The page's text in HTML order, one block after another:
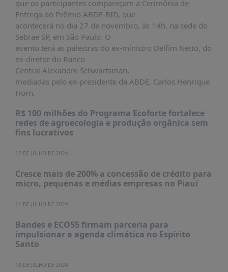
MATERIAIS
DISPONÍVEIS
PUBLICAÇÕES
REVISTA
RUMOS
LIVROS
ESTUDOS
NOTÍCIAS
ABDE-
PRÊMIO
DE
SABER
+
CONTATO
que os participantes compareçam a Cerimônia de
Entrega do Prêmio ABDE-BID, que
acontecerá no dia 27 de novembro, às 14h, na sede do
Sebrae SP, em São Paulo. O
evento terá as palestras do ex-ministro Delfim Netto, do
ex-diretor do Banco
Central Alexandre Schwartsman,
mediadas pelo ex-presidente da ABDE, Carlos Henrique
Horn.
R$ 100 milhões do Programa Ecoforte fortalece
redes de agroecologia e produção orgânica sem
fins lucrativos
12 DE JULHO DE 2024
Cresce mais de 200% a concessão de crédito para
micro, pequenas e médias empresas no Piauí
11 DE JULHO DE 2024
Bandes e ECO55 firmam parceria para
impulsionar a agenda climática no Espírito
Santo
10 DE JULHO DE 2024